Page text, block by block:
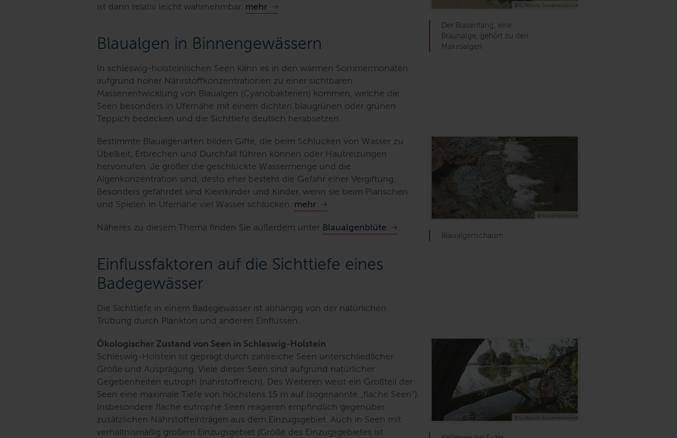
© G. Petzold, Sozialministerium
Der Blasentang, eine
Braunalge, gehört zu den
Makroalgen
ist dann relativ leicht wahrnehmbar. mehr
Blaualgen in Binnengewässern
In schleswig-holsteinischen Seen kann es in den warmen Sommermonaten
aufgrund hoher Nährstoffkonzentrationen zu einer sichtbaren
Massenentwicklung von Blaualgen (Cyanobakterien) kommen, welche die
Seen besonders in Ufernähe mit einem dichten blaugrünen oder grünen
Teppich bedecken und die Sichttiefe deutlich herabsetzen.
© Sozialministerium
Blaualgenschaum
Bestimmte Blaualgenarten bilden Gifte, die beim Schlucken von Wasser zu
Übelkeit, Erbrechen und Durchfall führen können oder Hautreizungen
hervorrufen. Je größer die geschluckte Wassermenge und die
Algenkonzentration sind, desto eher besteht die Gefahr einer Vergiftung.
Besonders gefährdet sind Kleinkinder und Kinder, wenn sie beim Planschen
und Spielen in Ufernähe viel Wasser schlucken. mehr
Näheres zu diesem Thema finden Sie außerdem unter Blaualgenblüte .
Einflussfaktoren auf die Sichttiefe eines
Badegewässer
Die Sichttiefe in einem Badegewässer ist abhängig von der natürlichen
Trübung durch Plankton und anderen Einflüssen.
© G. Petzold, Sozialministerium
Ökologischer Zustand von Seen in Schleswig-Holstein
Schleswig-Holstein ist geprägt durch zahlreiche Seen unterschliedlicher
Größe und Ausprägung. Viele dieser Seen sind aufgrund natürlicher
Gegebenheiten eutroph (nährstoffreich). Des Weiteren weist ein Großteil der
Seen eine maximale Tiefe von höchstens 15 m auf (sogenannte „flache Seen“).
Insbesondere flache eutrophe Seen reagieren empfindlich gegenüber
zusätzlichen Nährstoffeinträgen aus dem Einzugsgebiet. Auch in Seen mit
verhältnismäßig großem Einzugsgebiet (Größe des Einzugsgebietes ist